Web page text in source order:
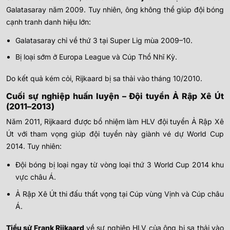
Galatasaray năm 2009. Tuy nhiên, ông không thể giúp đội bóng
cạnh tranh danh hiệu lớn:
Galatasaray chỉ về thứ 3 tại Super Lig mùa 2009–10.
Bị loại sớm ở Europa League và Cúp Thổ Nhĩ Kỳ.
Do kết quả kém cỏi, Rijkaard bị sa thải vào tháng 10/2010.
Cuối sự nghiệp huấn luyện – Đội tuyển Ả Rập Xê Út
(2011–2013)
Năm 2011, Rijkaard được bổ nhiệm làm HLV đội tuyển Ả Rập Xê
Út với tham vọng giúp đội tuyển này giành vé dự World Cup
2014. Tuy nhiên:
Đội bóng bị loại ngay từ vòng loại thứ 3 World Cup 2014 khu
vực châu Á.
Ả Rập Xê Út thi đấu thất vọng tại Cúp vùng Vịnh và Cúp châu
Á.
Tiểu sử Frank Rijkaard về sự nghiệp HLV của ông bị sa thải vào